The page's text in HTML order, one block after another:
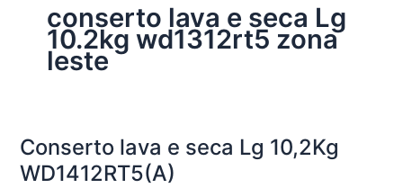
conserto lava e seca Lg
10.2kg wd1312rt5 zona
leste
Conserto lava e seca Lg 10,2Kg
WD1412RT5(A)